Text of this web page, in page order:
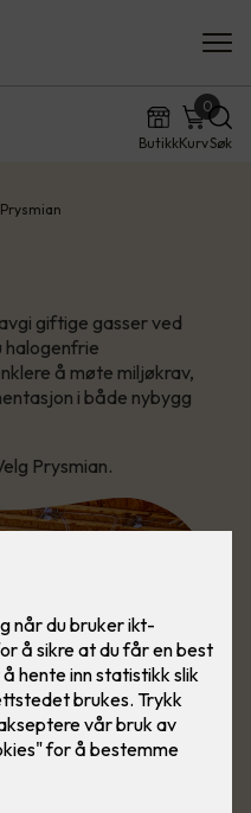
ButikkKurv
0
Søk
Prysmian
giftige gasser ved
halogenfrie
å møte miljøkrav,
i både nybygg
Prysmian.